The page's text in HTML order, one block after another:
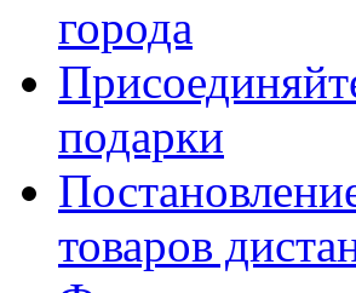
города
подарки
товаров